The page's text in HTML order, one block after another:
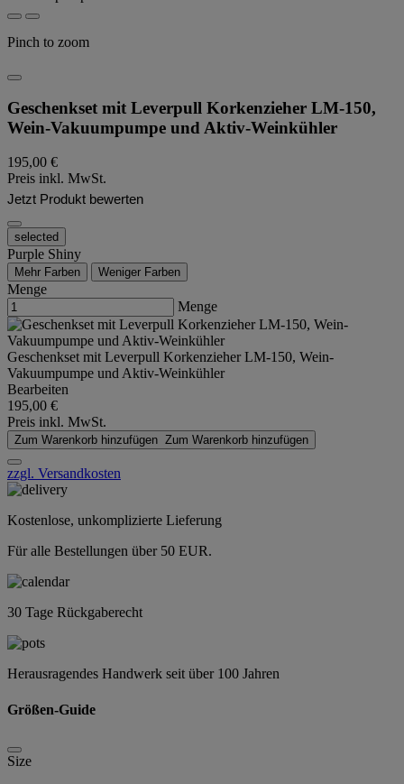
Pinch to zoom
Geschenkset mit Leverpull Korkenzieher LM-150,
Wein-Vakuumpumpe und Aktiv-Weinkühler
195,00 €
Preis inkl. MwSt.
Jetzt Produkt bewerten
selected
Purple Shiny
Mehr Farben Weniger Farben
Menge
Menge
Geschenkset mit Leverpull Korkenzieher LM-150, Wein-
Vakuumpumpe und Aktiv-Weinkühler
Bearbeiten
195,00 €
Preis inkl. MwSt.
Zum Warenkorb hinzufügen Zum Warenkorb hinzufügen
zzgl. Versandkosten
Kostenlose, unkomplizierte Lieferung
Für alle Bestellungen über 50 EUR.
30 Tage Rückgaberecht
Herausragendes Handwerk seit über 100 Jahren
Größen-Guide
Size